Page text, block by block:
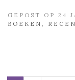
GEPOST OP 24
BOEKEN